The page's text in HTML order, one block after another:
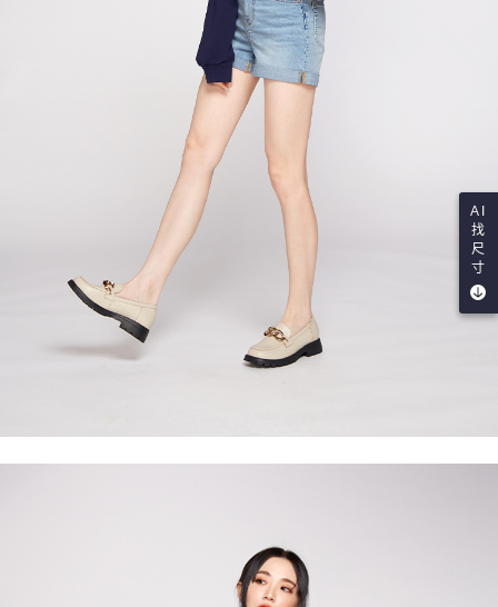
AI
找
尺
寸